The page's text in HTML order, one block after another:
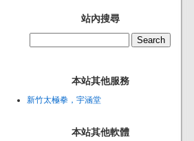
站內搜尋
本站其他服務
新竹太極拳，宇涵堂
本站其他軟體